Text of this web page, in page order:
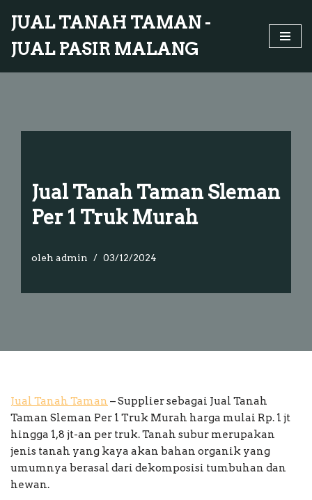
ke
konten
JUAL TANAH TAMAN -
JUAL PASIR MALANG
Jual Tanah Taman Sleman
Per 1 Truk Murah
oleh admin 03/12/2024
Jual Tanah Taman – Supplier sebagai Jual Tanah
Taman Sleman Per 1 Truk Murah harga mulai Rp. 1 jt
hingga 1,8 jt-an per truk. Tanah subur merupakan
jenis tanah yang kaya akan bahan organik yang
umumnya berasal dari dekomposisi tumbuhan dan
hewan.